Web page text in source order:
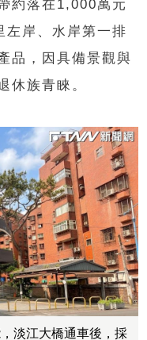
約落在1,000萬元
岸、水岸第一排
品，因具備景觀與
休族青睞。
淡江大橋通車後，採